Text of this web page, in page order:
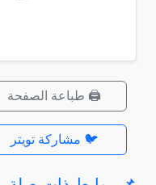
🖨️ طباعة الصفحة
🐦 مشاركة تويتر